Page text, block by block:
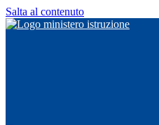
Salta al contenuto